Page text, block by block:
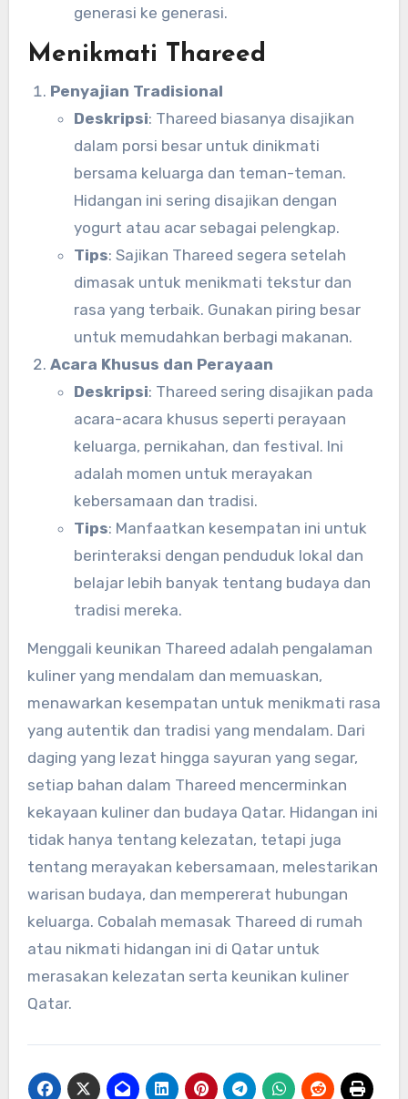
generasi ke generasi.
Menikmati Thareed
Penyajian Tradisional
Deskripsi: Thareed biasanya disajikan
dalam porsi besar untuk dinikmati
bersama keluarga dan teman-teman.
Hidangan ini sering disajikan dengan
yogurt atau acar sebagai pelengkap.
Tips: Sajikan Thareed segera setelah
dimasak untuk menikmati tekstur dan
rasa yang terbaik. Gunakan piring besar
untuk memudahkan berbagi makanan.
Acara Khusus dan Perayaan
Deskripsi: Thareed sering disajikan pada
acara-acara khusus seperti perayaan
keluarga, pernikahan, dan festival. Ini
adalah momen untuk merayakan
kebersamaan dan tradisi.
Tips: Manfaatkan kesempatan ini untuk
berinteraksi dengan penduduk lokal dan
belajar lebih banyak tentang budaya dan
tradisi mereka.
Menggali keunikan Thareed adalah pengalaman
kuliner yang mendalam dan memuaskan,
menawarkan kesempatan untuk menikmati rasa
yang autentik dan tradisi yang mendalam. Dari
daging yang lezat hingga sayuran yang segar,
setiap bahan dalam Thareed mencerminkan
kekayaan kuliner dan budaya Qatar. Hidangan ini
tidak hanya tentang kelezatan, tetapi juga
tentang merayakan kebersamaan, melestarikan
warisan budaya, dan mempererat hubungan
keluarga. Cobalah memasak Thareed di rumah
atau nikmati hidangan ini di Qatar untuk
merasakan kelezatan serta keunikan kuliner
Qatar.